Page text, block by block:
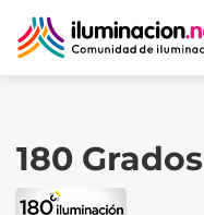
180 Grados